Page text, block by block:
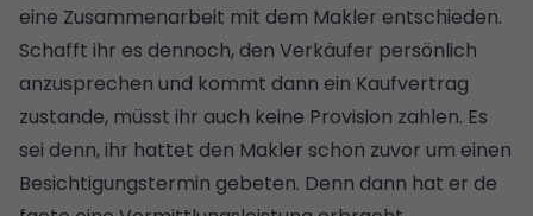
eine Zusammenarbeit mit dem Makler entschieden.
Schafft ihr es dennoch, den Verkäufer persönlich
anzusprechen und kommt dann ein Kaufvertrag
zustande, müsst ihr auch keine Provision zahlen. Es
sei denn, ihr hattet den Makler schon zuvor um einen
Besichtigungstermin gebeten. Denn dann hat er de